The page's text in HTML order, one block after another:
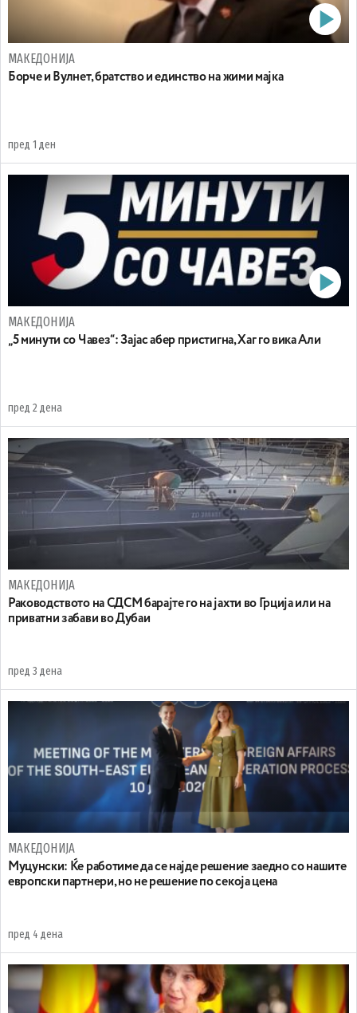
МАКЕДОНИЈА
Борче и Вулнет, братство и единство на жими мајка
пред 1 ден
МАКЕДОНИЈА
„5 минути со Чавез“: Зајас абер пристигна, Хаг го вика Али
пред 2 дена
МАКЕДОНИЈА
Раководството на СДСМ барајте го на јахти во Грција или на
приватни забави во Дубаи
пред 3 дена
МАКЕДОНИЈА
Муцунски: Ќе работиме да се најде решение заедно со нашите
европски партнери, но не решение по секоја цена
пред 4 дена